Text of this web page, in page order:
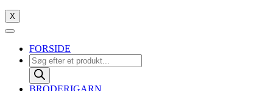
X
FORSIDE
Products
search
BRODERIGARN